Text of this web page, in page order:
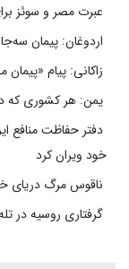
عبرت مصر و سوئز
اردوغان: پیمان
زاکانی: پیام
یمن: هر کشوری که
دفتر حفاظت منافع
خود ویران کرد
ناقوس مرگ دریای
گرفتاری روسیه در